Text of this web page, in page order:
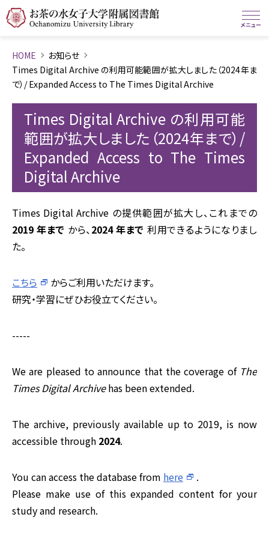
HOME
お知らせ
Times Digital Archive の利用可能範囲が拡大しました（2024年ま
で）/ Expanded Access to The Times Digital Archive
Times Digital Archive の利用可能
範囲が拡大しました（2024年まで）/
Expanded Access to The Times
Digital Archive
Times Digital Archive の提供範囲が拡大し、これまでの
2019 年まで から、2024 年まで 利用できるようになりまし
た。
こちら
からご利用いただけます。
研究・学習にぜひお役立てください。
-----
We are pleased to announce that the coverage of The
Times Digital Archivehas been extended.
The archive, previously available up to 2019, is now
accessible through 2024.
You can access the database from here
.
Please make use of this expanded content for your
study and research.